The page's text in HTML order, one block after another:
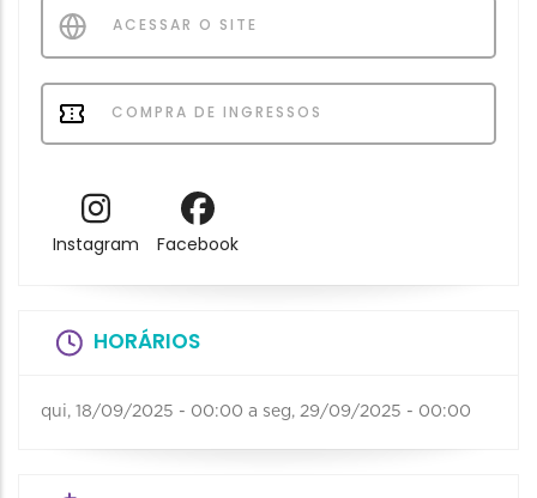
ACESSAR O SITE
COMPRA DE INGRESSOS
Instagram Facebook
HORÁRIOS
qui, 18/09/2025 - 00:00 a seg, 29/09/2025 - 00:00